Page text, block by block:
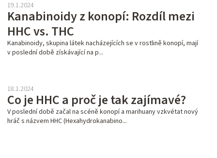
Kanabinoidy z konopí: Rozdíl mezi
HHC vs. THC
19.1.2024
Kanabinoidy, skupina látek nacházejících se v rostlině konopí, mají
v poslední době získávající na p...
Co je HHC a proč je tak zajímavé?
18.1.2024
V poslední době začal na scéně konopí a marihuany vzkvétat nový
hráč s názvem HHC (Hexahydrokanabino...